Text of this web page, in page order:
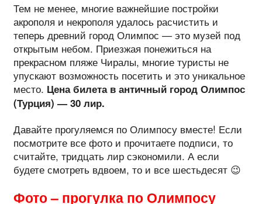
Тем не менее, многие важнейшие постройки
акрополя и некрополя удалось расчистить и
теперь древний город Олимпос — это музей под
открытым небом. Приезжая понежиться на
прекрасном пляже Чиралы, многие туристы не
упускают возможность посетить и это уникальное
место. Цена билета в античный город Олимпос
(Турция) — 30 лир.
Давайте прогуляемся по Олимпосу вместе! Если
посмотрите все фото и прочитаете подписи, то
считайте, тридцать лир сэкономили. А если
будете смотреть вдвоем, то и все шестьдесят 😉
Фото – прогулка по Олимпосу